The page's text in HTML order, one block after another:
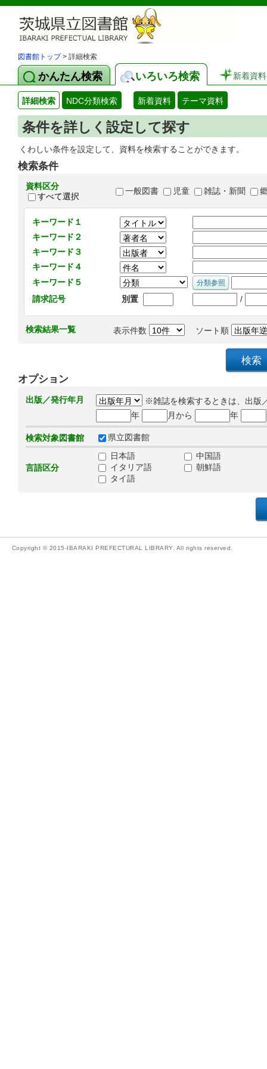
図書館トップ> 詳細検索
かんたん検索 いろいろ検索 新着資料
詳細検索 NDC分類検索 新着資料 テーマ資料
条件を詳しく設定して探す
くわしい条件を設定して、資料を検索することができます。
検索条件
資料区分
すべて選択
一般図書 児童 雑誌・新聞
キーワード１
キーワード２
キーワード３
キーワード４
キーワード５
請求記号
別置 /
検索結果一覧 表示件数 ソート順
オプション
出版／発行年月
※雑誌を検索するときは、出版
年
月から 年
検索対象図書館 県立図書館
言語区分
日本語
中国語
イタリア語
朝鮮語
タイ語
Copyright © 2015-IBARAKI PREFECTURAL LIBRARY. All rights reserved.